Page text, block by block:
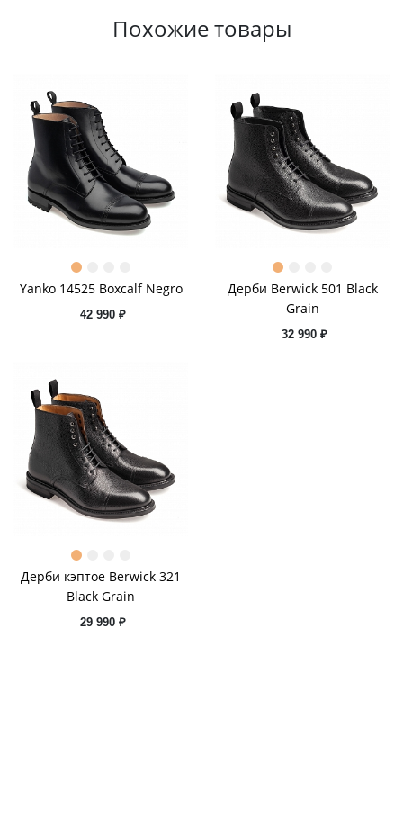
Похожие товары
Yanko 14525 Boxcalf Negro
42 990 ₽
Дерби Berwick 501 Black
Grain
32 990 ₽
Дерби кэптое Berwick 321
Black Grain
29 990 ₽